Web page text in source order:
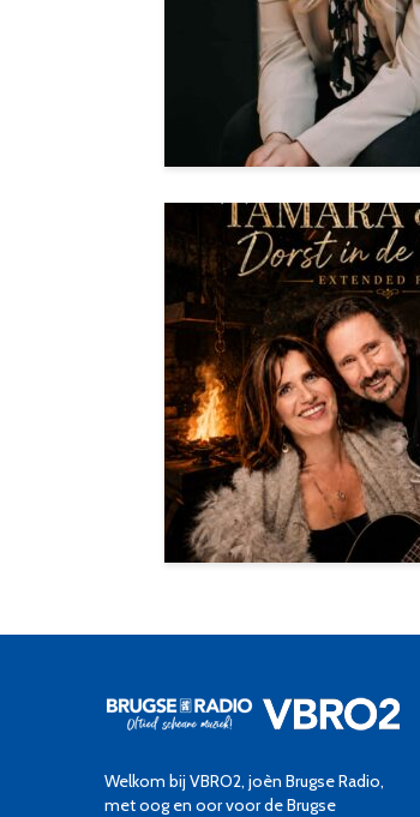
Welkom bij VBRO2, joèn Brugse Radio,
met oog en oor voor de Brugse